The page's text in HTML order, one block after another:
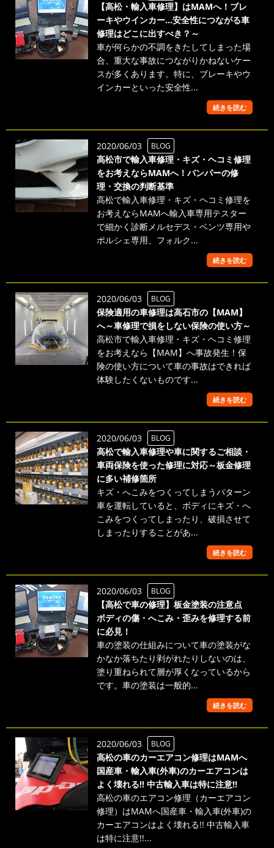
【高松・輸入車修理】はMAMへ！ブレ
ーキやウインカー…安全性につながる車
修理はどこに出すべき？～
車が何らかの不調をきたしてしまった場
合、重大な事故につながりかねないケー
スが多くあります。特に、ブレーキやウ
インカーといった安全性...
続きを読む
2020/06/03 BLOG
高松市で輸入車修理・キズ・ヘコミ修理
をお考えならMAMへ！バンパーの修
理・交換の判断基準
高松で輸入車修理・キズ・ヘコミ修理を
お考えならMAMへ輸入車専用テスター
で細かく診断メルセデス・ベンツ専用や
ポルシェ専用、フォルク...
続きを読む
2020/06/03 BLOG
保険適用の車修理は高石市の【MAM】
へ～車修理で損をしない保険の使い方～
高松市で輸入車修理・キズ・ヘコミ修理
をお考えなら【MAM】へ事故発生！保
険の使い方について車の事故はできれば
体験したくないものです...
続きを読む
2020/06/03 BLOG
高松で輸入車修理や車に関するご相談・
車両保険を使った修理に対応～板金修理
に多い補修箇所
キズ・へこみをつくってしまうパターン
車を運転していると、ボディにキズ・へ
こみをつくってしまったり、破損させて
しまったりすることがあ...
続きを読む
2020/06/03 BLOG
【高松で車の修理】板金塗装の注意点
ボディの傷・へこみ・歪みを修理する前
に必見！
車の塗装の仕組みについて車の塗装がな
かなか落ちたり剥がれたりしないのは、
塗り重ねられて層が厚くなっているから
です。車の塗装は一般的...
続きを読む
2020/06/03 BLOG
高松の車のカーエアコン修理はMAMへ
国産車・輸入車(外車)のカーエアコンは
よく壊れる!! 中古輸入車は特に注意!!
高松の車のエアコン修理（カーエアコン
修理）はMAMへ国産車・輸入車(外車)の
カーエアコンはよく壊れる!! 中古輸入車
は特に注意!!...